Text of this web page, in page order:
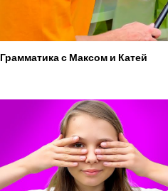
Грамматика с Максом и Катей